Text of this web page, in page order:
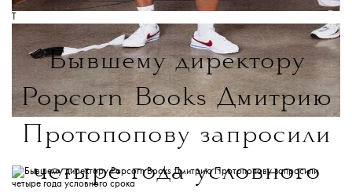
Продолжаем следить за развитием событий.
T
Бывшему директору
Popcorn Books Дмитрию
Протопопову запросили
четыре года условного